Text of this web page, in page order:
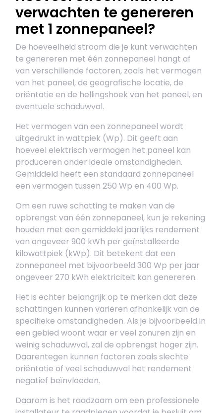
verwachten te genereren
met 1 zonnepaneel?
De hoeveelheid stroom die je kunt verwachten
te genereren met één zonnepaneel hangt af
van verschillende factoren, zoals het vermogen
van het paneel, de geografische locatie, de
oriëntatie en de hellingshoek van het paneel, en
eventuele schaduwval.
Het vermogen van een zonnepaneel wordt
uitgedrukt in wattpiek (Wp). Dit geeft aan
hoeveel elektrisch vermogen het paneel kan
produceren onder ideale omstandigheden.
Gemiddeld heeft een standaard zonnepaneel
een vermogen tussen 250 Wp en 400 Wp.
Om een ruwe schatting te maken van de
opbrengst van één zonnepaneel, kun je rekening
houden met een gemiddeld jaarlijks rendement
van ongeveer 900 kWh per geïnstalleerde
kilowattpiek (kWp). Dit betekent dat een
zonnepaneel met bijvoorbeeld 300 Wp per jaar
ongeveer 270 kWh elektriciteit kan genereren.
Het is echter belangrijk op te merken dat deze
schattingen kunnen variëren afhankelijk van de
specifieke omstandigheden. Als je bijvoorbeeld in
een gebied woont waar er veel zonuren zijn en
weinig schaduwval, zal de opbrengst hoger zijn.
Daarentegen kunnen factoren zoals slechte
oriëntatie of veel schaduwval het rendement
negatief beïnvloeden.
Daarom is het raadzaam om een professionele